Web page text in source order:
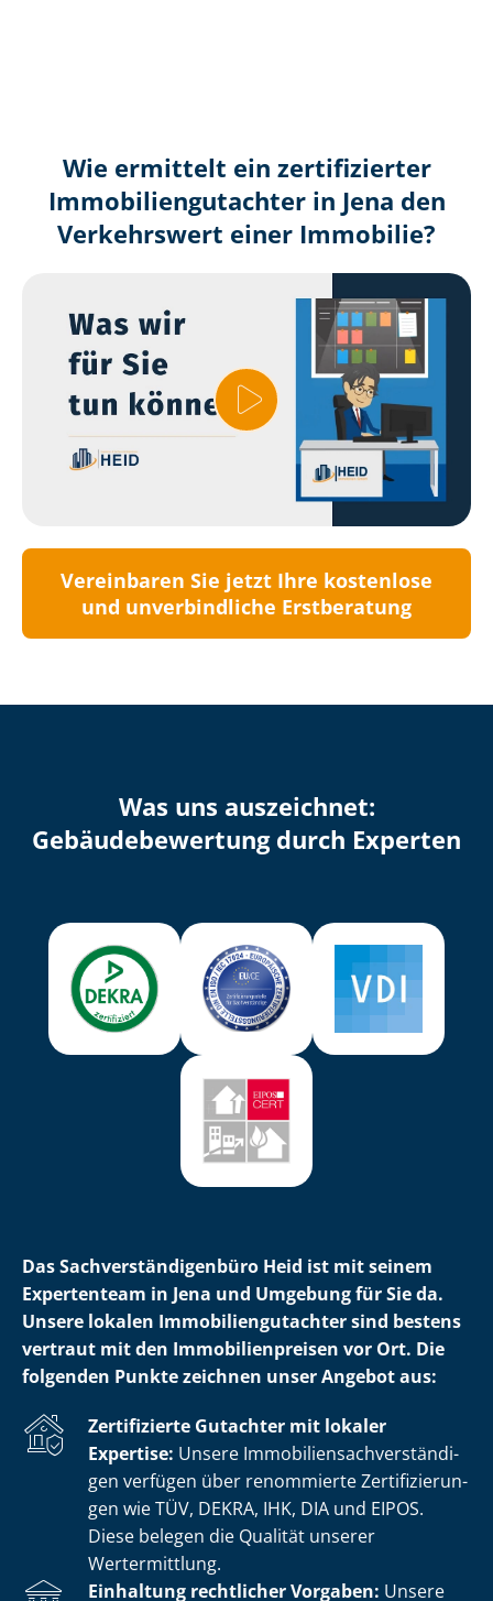
Wie ermittelt ein zertifizierter
Immobilien­gutachter in Jena den
Verkehrswert einer Immobilie?
Vereinbaren Sie jetzt Ihre kostenlose
und unverbindliche Erstberatung
Was uns auszeichnet:
Ge­bäu­de­be­wer­tung durch Experten
Das Sach­ver­stän­di­gen­bü­ro Heid ist mit seinem
Expertenteam in Jena und Umgebung für Sie da.
Unsere lokalen Im­mo­bi­li­en­gut­ach­ter sind bestens
vertraut mit den Im­mo­bi­li­en­prei­sen vor Ort. Die
folgenden Punkte zeichnen unser Angebot aus:
Zertifizierte Gutachter mit lokaler
Expertise: Unsere Im­mo­bi­li­en­sach­ver­stän­di­
gen verfügen über renommierte Zer­ti­fi­zie­run­
gen wie TÜV, DEKRA, IHK, DIA und EIPOS.
Diese belegen die Qualität unserer
Wertermittlung.
Einhaltung rechtlicher Vorgaben: Unsere